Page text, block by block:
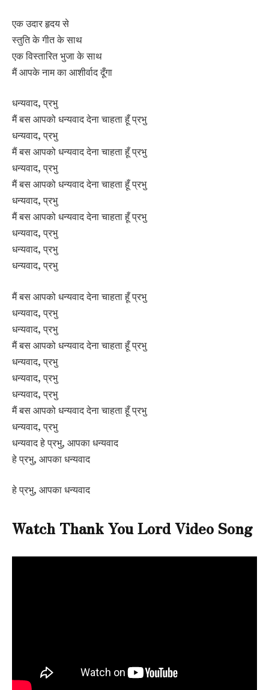
एक उदार हृदय से
स्तुति के गीत के साथ
एक विस्तारित भुजा के साथ
मैं आपके नाम का आशीर्वाद दूँगा
धन्यवाद, प्रभु
मैं बस आपको धन्यवाद देना चाहता हूँ प्रभु
धन्यवाद, प्रभु
मैं बस आपको धन्यवाद देना चाहता हूँ प्रभु
धन्यवाद, प्रभु
मैं बस आपको धन्यवाद देना चाहता हूँ प्रभु
धन्यवाद, प्रभु
मैं बस आपको धन्यवाद देना चाहता हूँ प्रभु
धन्यवाद, प्रभु
धन्यवाद, प्रभु
धन्यवाद, प्रभु
मैं बस आपको धन्यवाद देना चाहता हूँ प्रभु
धन्यवाद, प्रभु
धन्यवाद, प्रभु
मैं बस आपको धन्यवाद देना चाहता हूँ प्रभु
धन्यवाद, प्रभु
धन्यवाद, प्रभु
धन्यवाद, प्रभु
मैं बस आपको धन्यवाद देना चाहता हूँ प्रभु
धन्यवाद, प्रभु
धन्यवाद हे प्रभु, आपका धन्यवाद
हे प्रभु, आपका धन्यवाद
हे प्रभु, आपका धन्यवाद
Watch Thank You Lord Video Song